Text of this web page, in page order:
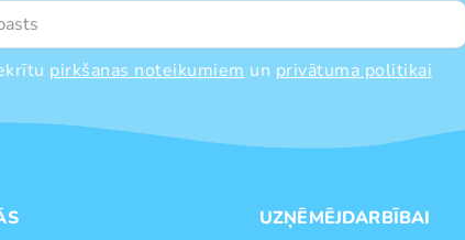
pirkšanas noteikumiem un privātuma politikai
UZŅĒMĒJDARBĪBAI